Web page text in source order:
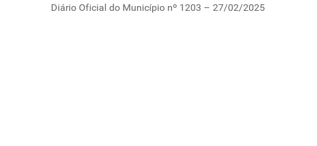
Diário Oficial do Município nº 1203 – 27/02/2025